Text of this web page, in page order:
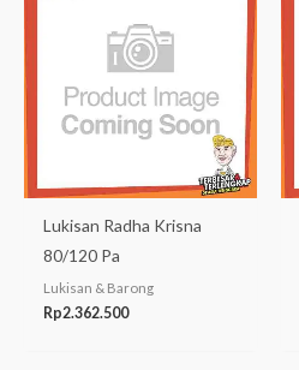
Lukisan Radha Krisna
80/120 Pa
Lukisan & Barong
Rp2.362.500